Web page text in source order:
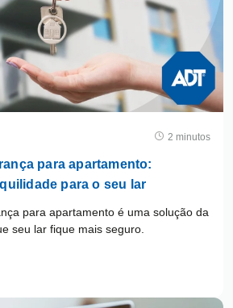
2 minutos
para apartamento:
para o seu lar
para apartamento é uma solução da
seu lar fique mais seguro.